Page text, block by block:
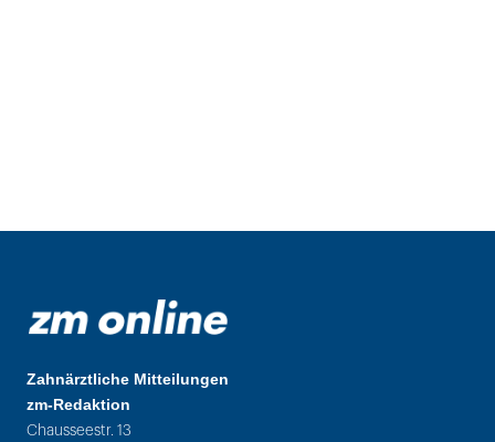
Zahnärztliche Mitteilungen
zm-Redaktion
Chausseestr. 13